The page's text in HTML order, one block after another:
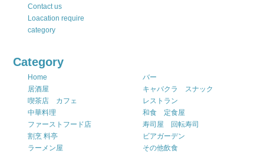
Contact us
Loacation require
category
Category
Home
バー
居酒屋
キャバクラ スナック
喫茶店 カフェ
レストラン
中華料理
和食 定食屋
ファーストフード店
寿司屋 回転寿司
割烹 料亭
ビアガーデン
ラーメン屋
その他飲食